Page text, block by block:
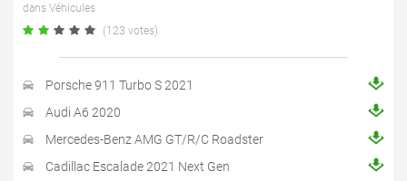
dans Véhicules
(123 votes)
Porsche 911 Turbo S 2021
Audi A6 2020
Mercedes-Benz AMG GT/R/C Roadster
Cadillac Escalade 2021 Next Gen